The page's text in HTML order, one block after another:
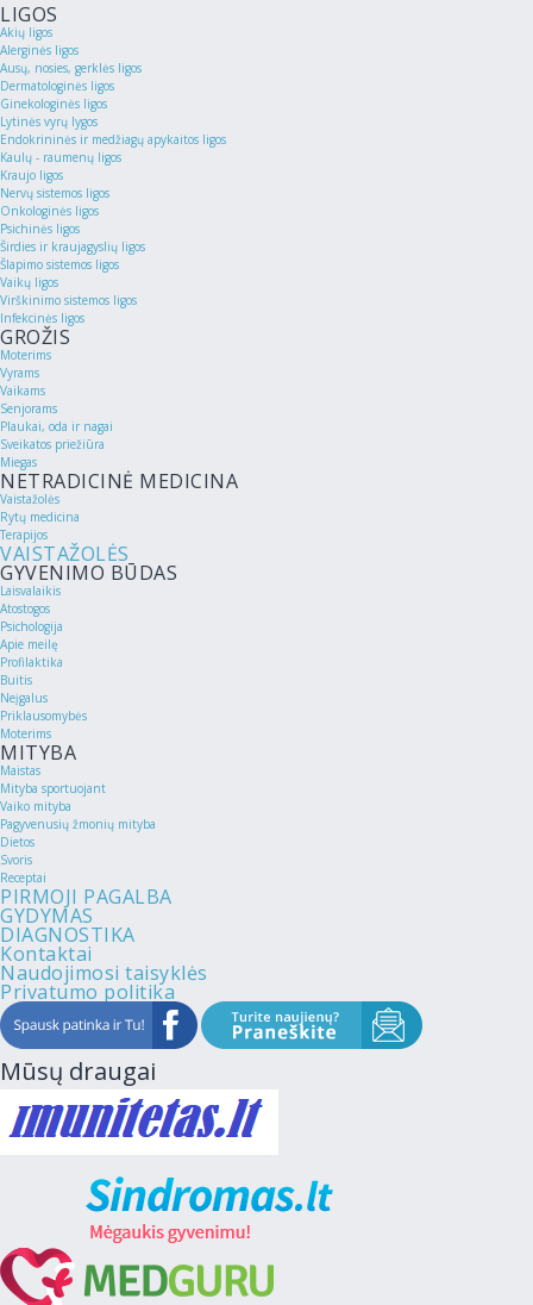
LIGOS
Akių ligos
Alerginės ligos
Ausų, nosies, gerklės ligos
Dermatologinės ligos
Ginekologinės ligos
Lytinės vyrų lygos
Endokrininės ir medžiagų apykaitos ligos
Kaulų - raumenų ligos
Kraujo ligos
Nervų sistemos ligos
Onkologinės ligos
Psichinės ligos
Širdies ir kraujagyslių ligos
Šlapimo sistemos ligos
Vaikų ligos
Virškinimo sistemos ligos
Infekcinės ligos
GROŽIS
Moterims
Vyrams
Vaikams
Senjorams
Plaukai, oda ir nagai
Sveikatos priežiūra
Miegas
NETRADICINĖ MEDICINA
Vaistažolės
Rytų medicina
Terapijos
VAISTAŽOLĖS
GYVENIMO BŪDAS
Laisvalaikis
Atostogos
Psichologija
Apie meilę
Profilaktika
Buitis
Neįgalus
Priklausomybės
Moterims
MITYBA
Maistas
Mityba sportuojant
Vaiko mityba
Pagyvenusių žmonių mityba
Dietos
Svoris
Receptai
PIRMOJI PAGALBA
GYDYMAS
DIAGNOSTIKA
Kontaktai
Naudojimosi taisyklės
Privatumo politika
Mūsų draugai